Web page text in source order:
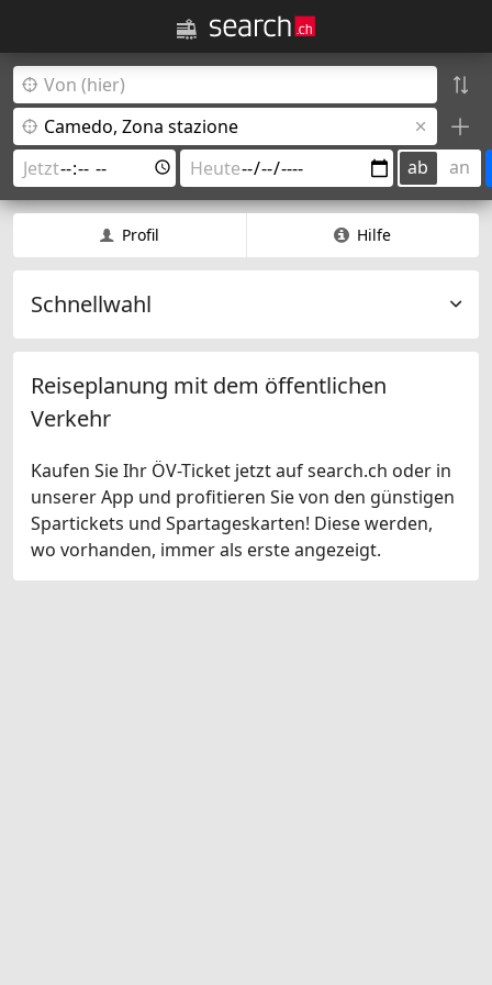
ab an
Profil Hilfe
Schnellwahl
Reiseplanung mit dem öffentlichen
Verkehr
Kaufen Sie Ihr ÖV-Ticket jetzt auf search.ch oder in
unserer App und profitieren Sie von den günstigen
Spartickets und Spartageskarten! Diese werden,
wo vorhanden, immer als erste angezeigt.